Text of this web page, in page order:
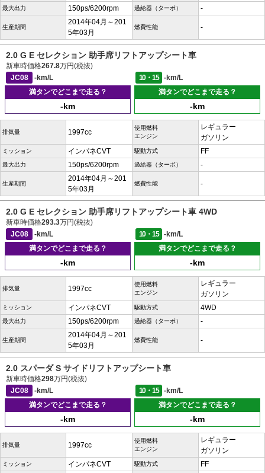
最大出力 150ps/6200rpm 過給器（ターボ） -
生産期間
2014年04月～201
5年03月
燃費性能 -
2.0 G E セレクション 助手席リフトアップシート車
新車時価格267.8万円(税抜)
JC08
-km/L 10・15
-km/L
満タンでどこまで走る？
-km
満タンでどこまで走る？
-km
排気量 1997cc
使用燃料
エンジン
レギュラー
ガソリン
ミッション インパネCVT 駆動方式 FF
最大出力 150ps/6200rpm 過給器（ターボ） -
生産期間
2014年04月～201
5年03月
燃費性能 -
2.0 G E セレクション 助手席リフトアップシート車 4WD
新車時価格293.3万円(税抜)
JC08
-km/L 10・15
-km/L
満タンでどこまで走る？
-km
満タンでどこまで走る？
-km
排気量 1997cc
使用燃料
エンジン
レギュラー
ガソリン
ミッション インパネCVT 駆動方式 4WD
最大出力 150ps/6200rpm 過給器（ターボ） -
生産期間
2014年04月～201
5年03月
燃費性能 -
2.0 スパーダ S サイドリフトアップシート車
新車時価格298万円(税抜)
JC08
-km/L 10・15
-km/L
満タンでどこまで走る？
-km
満タンでどこまで走る？
-km
排気量 1997cc
使用燃料
エンジン
レギュラー
ガソリン
ミッション インパネCVT 駆動方式 FF